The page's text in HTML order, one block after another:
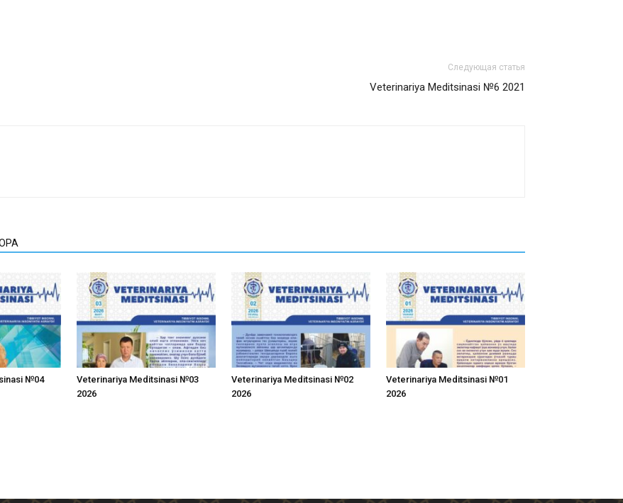
Следующая статья
Veterinariya Meditsinasi №6 2021
№04
Veterinariya Meditsinasi №03
2026
Veterinariya Meditsinasi №02
2026
Veterinariya Meditsinasi №01
2026